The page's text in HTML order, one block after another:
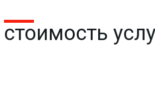
стоимость